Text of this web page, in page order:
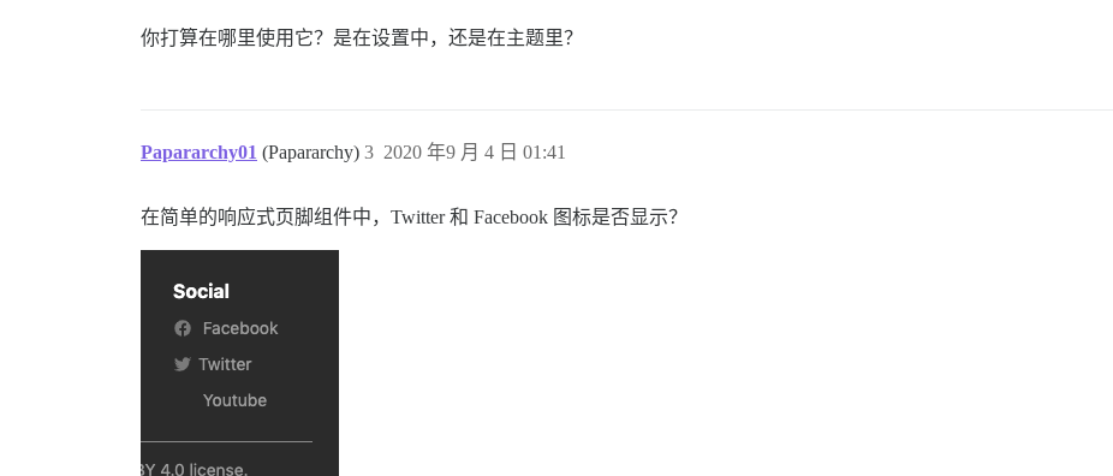
你打算在哪里使用它？是在设置中，还是在主题里？
Papararchy01 (Papararchy) 2020 年9 月 4 日 01:41
3
在简单的响应式页脚组件中，Twitter 和 Facebook 图标是否显示？